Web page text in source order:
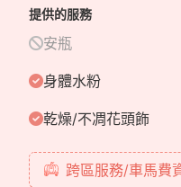
提供的服務
安瓶
身體水粉
乾燥/不凋花頭飾
跨區服務/車馬費